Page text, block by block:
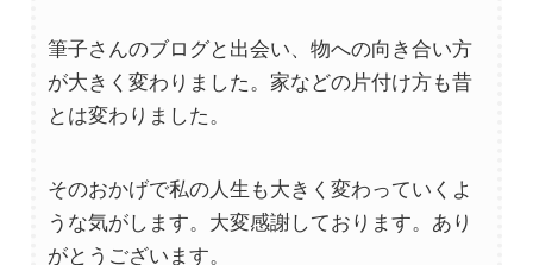
筆子さんのブログと出会い、物への向き合い方
が大きく変わりました。家などの片付け方も昔
とは変わりました。
そのおかげで私の人生も大きく変わっていくよ
うな気がします。大変感謝しております。あり
がとうございます。